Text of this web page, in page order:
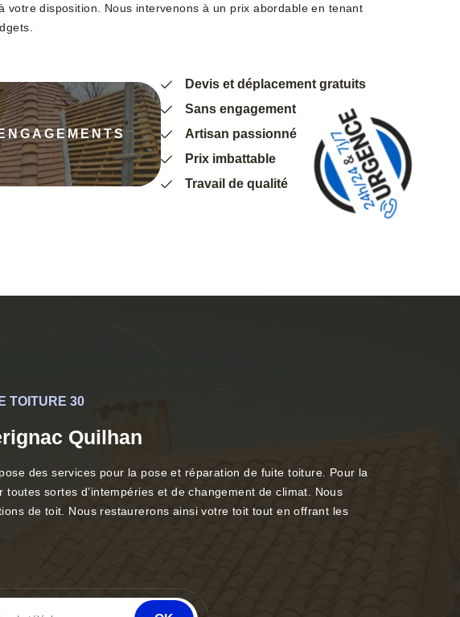
votre disposition. Nous intervenons à un prix abordable en tenant
Devis et déplacement gratuits
Sans engagement
Artisan passionné
Prix imbattable
Travail de qualité
TOITURE 30
Quilhan
des services pour la pose et réparation de fuite toiture. Pour la
sortes d’intempéries et de changement de climat. Nous
de toit. Nous restaurerons ainsi votre toit tout en offrant les